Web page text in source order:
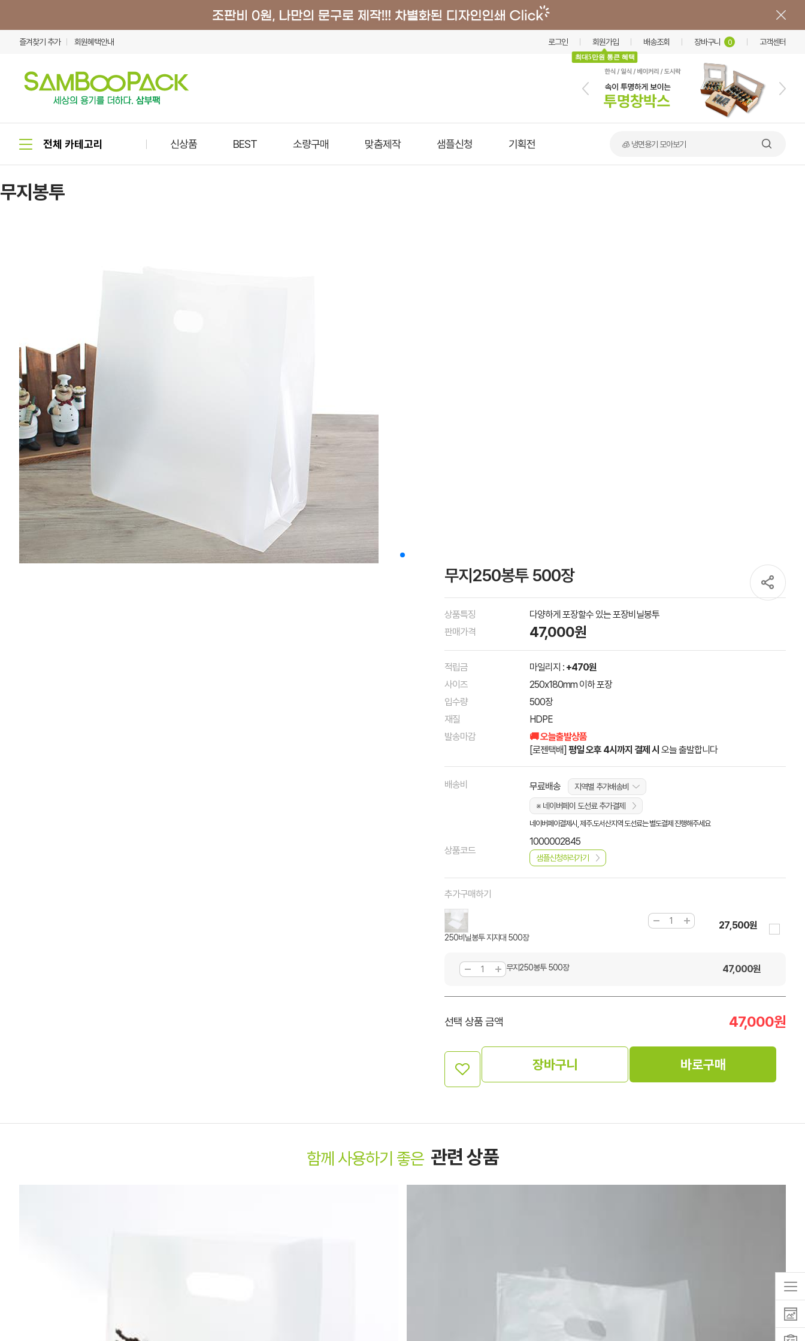
즐겨찾기 추가 회원혜택안내 로그인 회원가입
최대5만원 통큰 혜택
배송조회 장바구니 0 고객센터
신상품 BEST 소량구매 맞춤제작 샘플신청 기획전 🍲 덮밥·비빔밥 가마솥용기
무지봉투
무지250봉투 500장
상품특징
다양하게 포장할수 있는 포장비닐봉투
판매가격
47,000원
적립금 마일리지 : +470원
사이즈
250x180mm 이하 포장
입수량
500장
재질
HDPE
발송마감
🚚 오늘출발상품
[로젠택배] 평일 오후 4시까지 결제 시 오늘 출발합니다
배송비 무료배송
지역별 추가배송비
※ 네이버페이 도선료 추가결제
네이버페이결제시, 제주.도서산지역 도선료는 별도결제 진행해주세요
상품코드
1000002845
샘플신청하러가기
추가구매하기
250비닐봉투 지지대 500장
27,500원
무지250봉투 500장 47,000원
선택 상품 금액 47,000원
장바구니 바로구매
함께 사용하기 좋은 관련 상품